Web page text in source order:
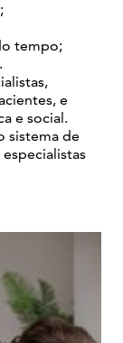
tempo;
e
e social.
sistema de